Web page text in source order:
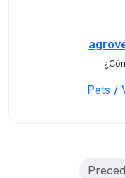
Pets /